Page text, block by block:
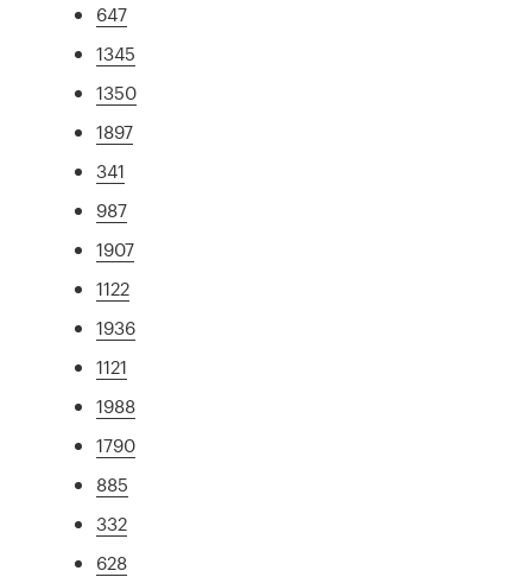
647
1345
1350
1897
341
987
1907
1122
1936
1121
1988
1790
885
332
628